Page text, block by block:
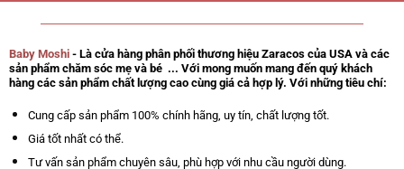
Baby Moshi- Là cửa hàng phân phối thương hiệu Zaracos của USA và các
sản phẩm chăm sóc mẹ và bé ... Với mong muốn mang đến quý khách
hàng các sản phẩm chất lượng cao cùng giá cả hợp lý. Với những tiêu chí:
Cung cấp sản phẩm 100% chính hãng, uy tín, chất lượng tốt.
Giá tốt nhất có thể.
Tư vấn sản phẩm chuyên sâu, phù hợp với nhu cầu người dùng.